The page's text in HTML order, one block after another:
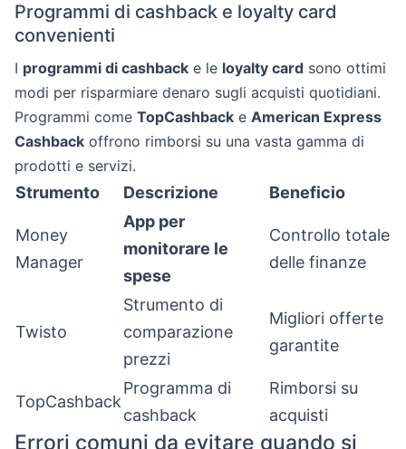
Programmi di cashback e loyalty card
convenienti
I programmi di cashback e le loyalty card sono ottimi
modi per risparmiare denaro sugli acquisti quotidiani.
Programmi come TopCashback e American Express
Cashback offrono rimborsi su una vasta gamma di
prodotti e servizi.
Strumento Descrizione Beneficio
Money
Manager
App per
monitorare le
spese
Controllo totale
delle finanze
Twisto
Strumento di
comparazione
prezzi
Migliori offerte
garantite
TopCashback
Programma di
cashback
Rimborsi su
acquisti
Errori comuni da evitare quando si